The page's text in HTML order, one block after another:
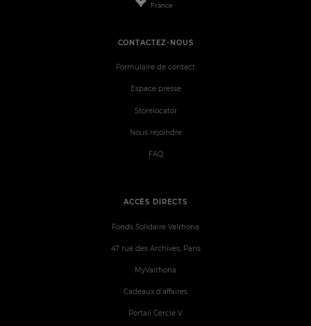
France
ACCÈS DIRECTS
Fonds Solidaire Valrhona
47 rue des Archives, Paris
MyValrhona
Cadeaux d'affaires
Portail Cercle V
CONTACTEZ-NOUS
Formulaire de contact
Espace presse
Storelocator
Nous rejoindre
FAQ